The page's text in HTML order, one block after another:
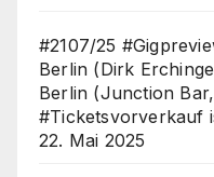
#2107/25
Berlin (Dirk
Berlin (Junction
#Ticketsvorverkauf
22. Mai 2025